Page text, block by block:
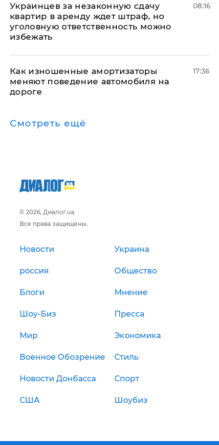
Украинцев за незаконную сдачу
квартир в аренду ждет штраф, но
уголовную ответственность можно
избежать
08:16
Как изношенные амортизаторы
меняют поведение автомобиля на
дороге
17:36
Смотреть ещё
© 2026, Диалог.ua
Все права защищены.
Новости Украина
россия Общество
Блоги Мнение
Шоу-Биз Пресса
Мир Экономика
Военное Обозрение Стиль
Новости Донбасса Спорт
США Шоубиз